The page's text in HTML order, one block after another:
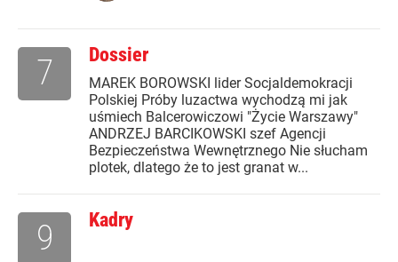
Dossier
MAREK BOROWSKI lider Socjaldemokracji
Polskiej Próby luzactwa wychodzą mi jak
uśmiech Balcerowiczowi "Życie Warszawy"
ANDRZEJ BARCIKOWSKI szef Agencji
Bezpieczeństwa Wewnętrznego Nie słucham
plotek, dlatego że to jest granat w...
7
Kadry
9